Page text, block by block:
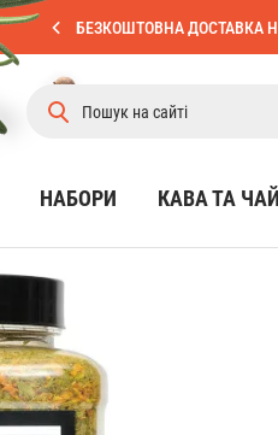
БЕЗКОШТОВНА ДОСТАВКА
НАБОРИ КАВА ТА ЧАЙ